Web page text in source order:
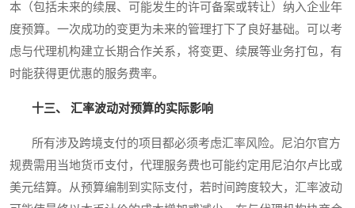
本（包括未来的续展、可能发生的许可备案或转让）纳入企业年
度预算。一次成功的变更为未来的管理打下了良好基础。可以考
虑与代理机构建立长期合作关系，将变更、续展等业务打包，有
时能获得更优惠的服务费率。
十三、 汇率波动对预算的实际影响
所有涉及跨境支付的项目都必须考虑汇率风险。尼泊尔官方
规费需用当地货币支付，代理服务费也可能约定用尼泊尔卢比或
美元结算。从预算编制到实际支付，若时间跨度较大，汇率波动